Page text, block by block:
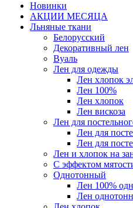
Новинки
АКЦИИ МЕСЯЦА
Льняные ткани
Белорусский
Декоративный лен
Вуаль
Лен для одежды
Лен хлопок
Лен 100%
Лен хлопок
Лен вискоза
Лен для
Лен для
Лен для
Лен и хлопок на
С эффектом
Однотонный
Лен 100%
Лен